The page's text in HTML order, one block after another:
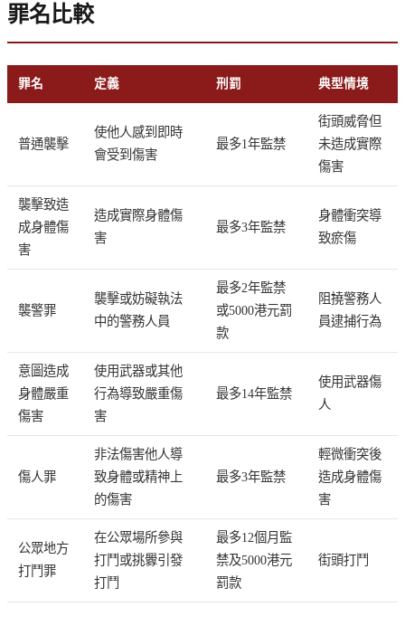
罪名比較
罪名 定義 刑罰 典型情境
普通襲擊
使他人感到即時
會受到傷害
最多1年監禁
街頭威脅但
未造成實際
傷害
襲擊致造
成身體傷
害
造成實際身體傷
害
最多3年監禁
身體衝突導
致瘀傷
襲警罪
襲擊或妨礙執法
中的警務人員
最多2年監禁
或5000港元罰
款
阻撓警務人
員逮捕行為
意圖造成
身體嚴重
傷害
使用武器或其他
行為導致嚴重傷
害
最多14年監禁
使用武器傷
人
傷人罪
非法傷害他人導
致身體或精神上
的傷害
最多3年監禁
輕微衝突後
造成身體傷
害
公眾地方
打鬥罪
在公眾場所參與
打鬥或挑釁引發
打鬥
最多12個月監
禁及5000港元
罰款
街頭打鬥